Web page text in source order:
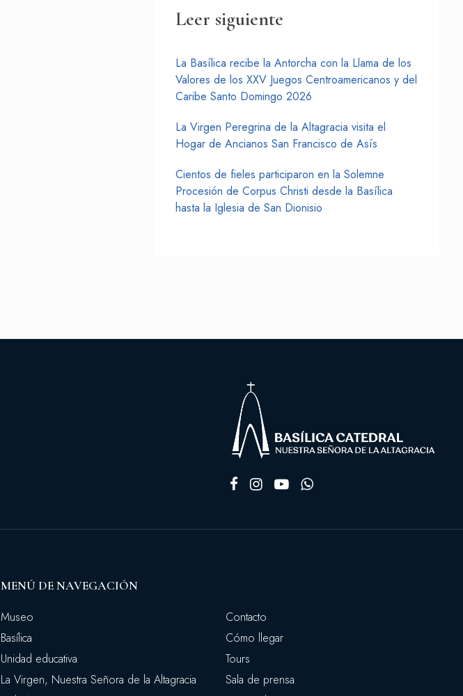
Leer siguiente
La Basílica recibe la Antorcha con la Llama de los
Valores de los XXV Juegos Centroamericanos y del
Caribe Santo Domingo 2026
La Virgen Peregrina de la Altagracia visita el
Hogar de Ancianos San Francisco de Asís
Cientos de fieles participaron en la Solemne
Procesión de Corpus Christi desde la Basílica
hasta la Iglesia de San Dionisio
MENÚ DE NAVEGACIÓN
Museo
Basílica
Unidad educativa
La Virgen, Nuestra Señora de la Altagracia
Contacto
Cómo llegar
Tours
Sala de prensa